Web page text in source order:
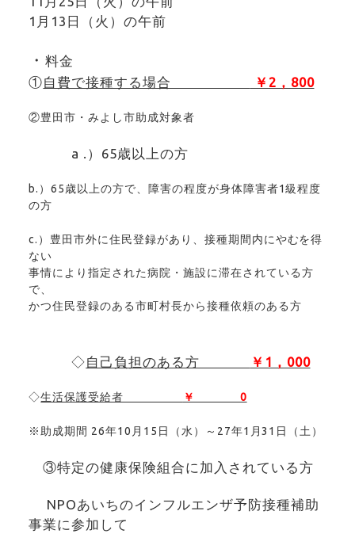
1月13日（火）の午前
・料金
①自費で接種する場合 ￥2，800
②豊田市・みよし市助成対象者
a .）65歳以上の方
b.）65歳以上の方で、障害の程度が身体障害者1級程度
の方
c.）豊田市外に住民登録があり、接種期間内にやむを得
ない
事情により指定された病院・施設に滞在されている方
で、
かつ住民登録のある市町村長から接種依頼のある方
◇自己負担のある方 ￥1，000
◇生活保護受給者 ￥ 0
※助成期間 26年10月15日（水）～27年1月31日（土）
③特定の健康保険組合に加入されている方
NPOあいちのインフルエンザ予防接種補助
事業に参加して